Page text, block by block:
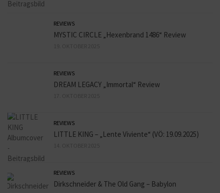
REVIEWS
MYSTIC CIRCLE „Hexenbrand 1486“ Review
REVIEWS
DREAM LEGACY „Immortal“ Review
REVIEWS
LITTLE KING – „Lente Viviente“ (VÖ: 19.09.2025)
REVIEWS
Dirkschneider & The Old Gang – Babylon